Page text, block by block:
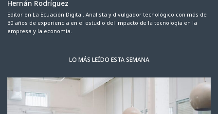
Hernán Rodríguez
Editor en La Ecuación Digital. Analista y divulgador tecnológico con más de
30 años de experiencia en el estudio del impacto de la tecnología en la
empresa y la economía.
LO MÁS LEÍDO ESTA SEMANA